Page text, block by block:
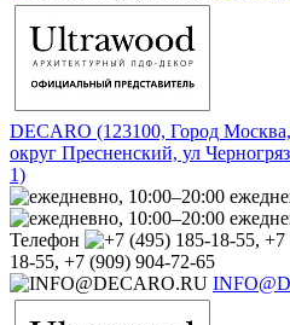
DECARO (123100, Город
округ Пресненский, ул
1)
Телефон
18-55, +7 (909) 904-72-65